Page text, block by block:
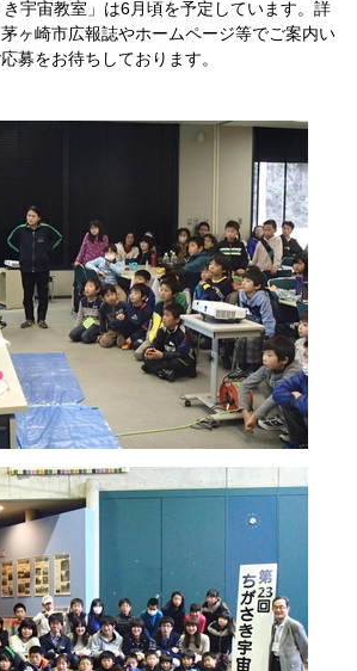
宇宙教室」は6月頃を予定しています。詳
ヶ崎市広報誌やホームページ等でご案内い
募をお待ちしております。